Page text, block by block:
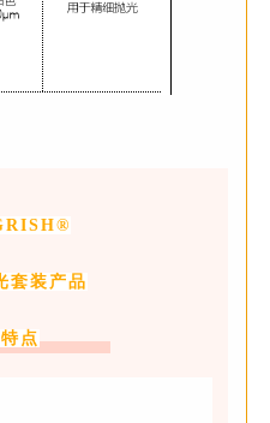
套装产品
点